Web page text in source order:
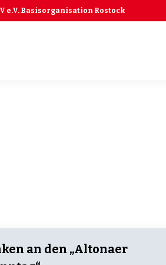
V e.V. Basisorganisation Rostock
an den „Altonaer